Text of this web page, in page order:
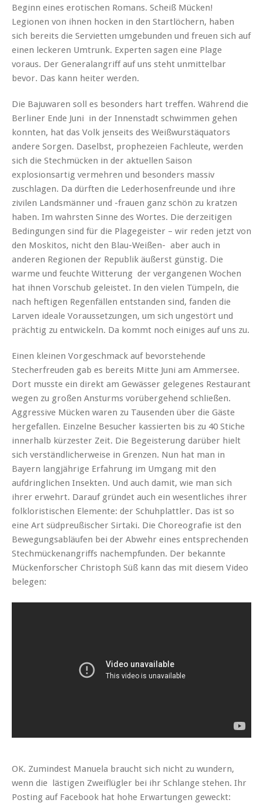
Beginn eines erotischen Romans. Scheiß Mücken!
Legionen von ihnen hocken in den Startlöchern, haben
sich bereits die Servietten umgebunden und freuen sich auf
einen leckeren Umtrunk. Experten sagen eine Plage
voraus. Der Generalangriff auf uns steht unmittelbar
bevor. Das kann heiter werden.
Die Bajuwaren soll es besonders hart treffen. Während die
Berliner Ende Juni in der Innenstadt schwimmen gehen
konnten, hat das Volk jenseits des Weißwurstäquators
andere Sorgen. Daselbst, prophezeien Fachleute, werden
sich die Stechmücken in der aktuellen Saison
explosionsartig vermehren und besonders massiv
zuschlagen. Da dürften die Lederhosenfreunde und ihre
zivilen Landsmänner und -frauen ganz schön zu kratzen
haben. Im wahrsten Sinne des Wortes. Die derzeitigen
Bedingungen sind für die Plagegeister – wir reden jetzt von
den Moskitos, nicht den Blau-Weißen- aber auch in
anderen Regionen der Republik äußerst günstig. Die
warme und feuchte Witterung der vergangenen Wochen
hat ihnen Vorschub geleistet. In den vielen Tümpeln, die
nach heftigen Regenfällen entstanden sind, fanden die
Larven ideale Voraussetzungen, um sich ungestört und
prächtig zu entwickeln. Da kommt noch einiges auf uns zu.
Einen kleinen Vorgeschmack auf bevorstehende
Stecherfreuden gab es bereits Mitte Juni am Ammersee.
Dort musste ein direkt am Gewässer gelegenes Restaurant
wegen zu großen Ansturms vorübergehend schließen.
Aggressive Mücken waren zu Tausenden über die Gäste
hergefallen. Einzelne Besucher kassierten bis zu 40 Stiche
innerhalb kürzester Zeit. Die Begeisterung darüber hielt
sich verständlicherweise in Grenzen. Nun hat man in
Bayern langjährige Erfahrung im Umgang mit den
aufdringlichen Insekten. Und auch damit, wie man sich
ihrer erwehrt. Darauf gründet auch ein wesentliches ihrer
folkloristischen Elemente: der Schuhplattler. Das ist so
eine Art südpreußischer Sirtaki. Die Choreografie ist den
Bewegungsabläufen bei der Abwehr eines entsprechenden
Stechmückenangriffs nachempfunden. Der bekannte
Mückenforscher Christoph Süß kann das mit diesem Video
belegen:
OK. Zumindest Manuela braucht sich nicht zu wundern,
wenn die lästigen Zweiflügler bei ihr Schlange stehen. Ihr
Posting auf Facebook hat hohe Erwartungen geweckt: